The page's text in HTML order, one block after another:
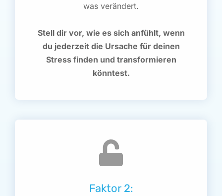
was verändert.
Stell dir vor, wie es sich anfühlt, wenn
du jederzeit die Ursache für deinen
Stress finden und transformieren
könntest.
Faktor 2: